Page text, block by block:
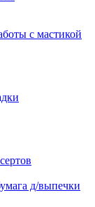
с мастикой
д/выпечки